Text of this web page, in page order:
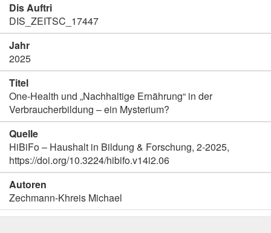
Dis Auftri
DIS_ZEITSC_17447
Jahr
2025
Titel
One-Health und „Nachhaltige Ernährung“ in der
Verbraucherbildung – ein Mysterium?
Quelle
HiBiFo – Haushalt in Bildung & Forschung, 2-2025,
https://doi.org/10.3224/hibifo.v14i2.06
Autoren
Zechmann-Khreis Michael